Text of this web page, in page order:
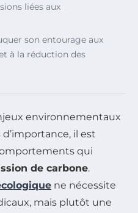
liées aux
son entourage aux
à la réduction des
environnementaux
il est
qui
de carbone.
ne nécessite
mais plutôt une